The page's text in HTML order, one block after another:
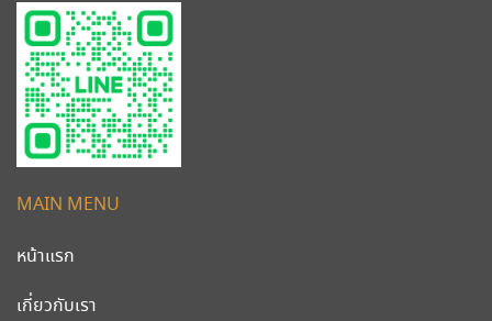
MAIN MENU
หน้าแรก
เกี่ยวกับเรา